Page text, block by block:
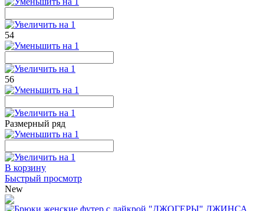
54
56
Размерный ряд
В корзину
Быстрый просмотр
New